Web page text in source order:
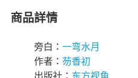
商品詳情
旁白： 一弯水月
作者： 芴香初